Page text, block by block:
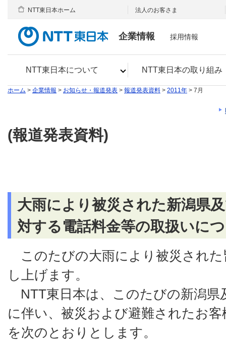
企業情報
NTT東日本について NTT東日本の取り組み
NTT東日本ホーム 法人のお客さま
採用情報
ホーム > 企業情報 > お知らせ・報道発表 > 報道発表資料 > 2011年 > 7月
(報道発表資料)
大雨により被災された新潟県
対する電話料金等の取扱いに
このたびの大雨により被災された
し上げます。
NTT東日本は、このたびの新潟県
に伴い、被災および避難されたお
を次のとおりとします。